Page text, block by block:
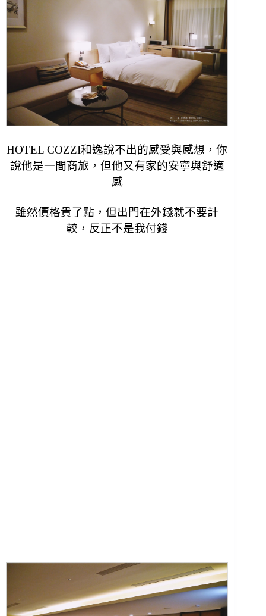
HOTEL COZZI和逸說不出的感受與感想，你
說他是一間商旅，但他又有家的安寧與舒適
感
雖然價格貴了點，但出門在外錢就不要計
較，反正不是我付錢